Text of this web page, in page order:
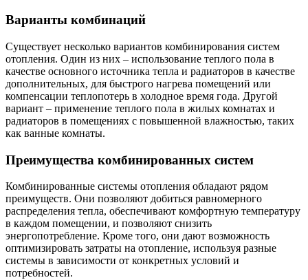
Варианты комбинаций
Существует несколько вариантов комбинирования систем
отопления. Один из них – использование теплого пола в
качестве основного источника тепла и радиаторов в качестве
дополнительных, для быстрого нагрева помещений или
компенсации теплопотерь в холодное время года. Другой
вариант – применение теплого пола в жилых комнатах и
радиаторов в помещениях с повышенной влажностью, таких
как ванные комнаты.
Преимущества комбинированных систем
Комбинированные системы отопления обладают рядом
преимуществ. Они позволяют добиться равномерного
распределения тепла, обеспечивают комфортную температуру
в каждом помещении, и позволяют снизить
энергопотребление. Кроме того, они дают возможность
оптимизировать затраты на отопление, используя разные
системы в зависимости от конкретных условий и
потребностей.